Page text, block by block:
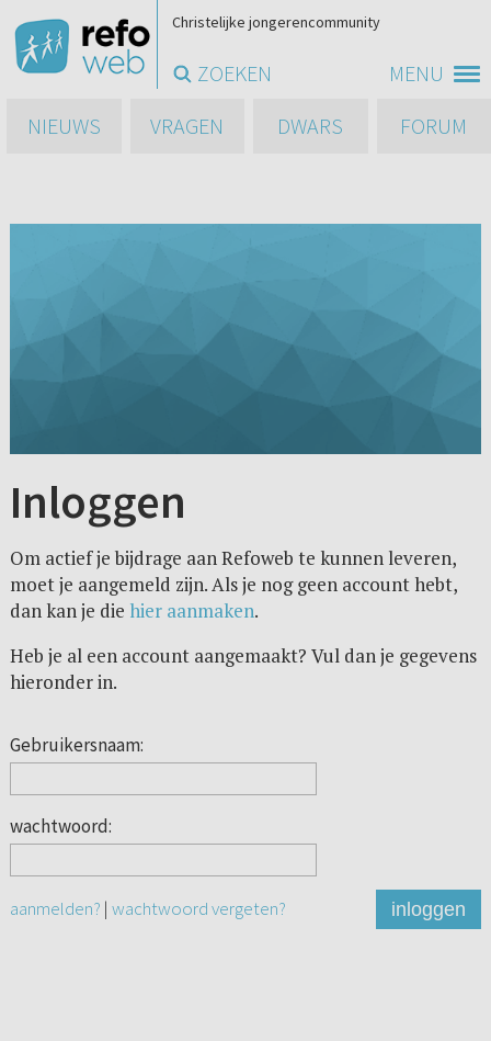
MENU
Christelijke jongerencommunity
ZOEKEN
NIEUWS
VRAGEN DWARS FORUM
Inloggen
Om actief je bijdrage aan Refoweb te kunnen leveren,
moet je aangemeld zijn. Als je nog geen account hebt,
dan kan je die hier aanmaken.
Heb je al een account aangemaakt? Vul dan je gegevens
hieronder in.
Gebruikersnaam:
wachtwoord:
aanmelden? | wachtwoord vergeten? inloggen